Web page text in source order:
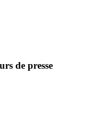
de presse